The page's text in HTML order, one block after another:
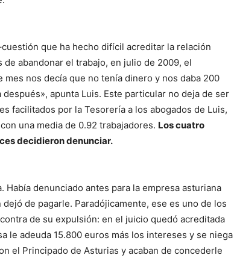
que ha hecho difícil acreditar la relación
abandonar el trabajo, en julio de 2009, el
mes nos decía que no tenía dinero y nos daba 200
apunta Luis. Este particular no deja de ser
facilitados por la Tesorería a los abogados de Luis,
una media de 0.92 trabajadores. Los cuatro
decidieron denunciar.
Había denunciado antes para la empresa asturiana
de pagarle. Paradójicamente, ese es uno de los
de su expulsión: en el juicio quedó acreditada
le adeuda 15.800 euros más los intereses y se niega
el Principado de Asturias y acaban de concederle